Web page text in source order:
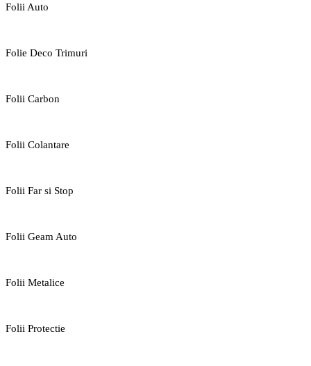
Folii Auto
Folie Deco Trimuri
Folii Carbon
Folii Colantare
Folii Far si Stop
Folii Geam Auto
Folii Metalice
Folii Protectie